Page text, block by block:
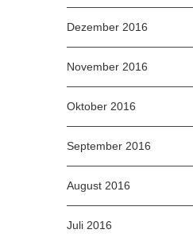
Dezember 2016
November 2016
Oktober 2016
September 2016
August 2016
Juli 2016